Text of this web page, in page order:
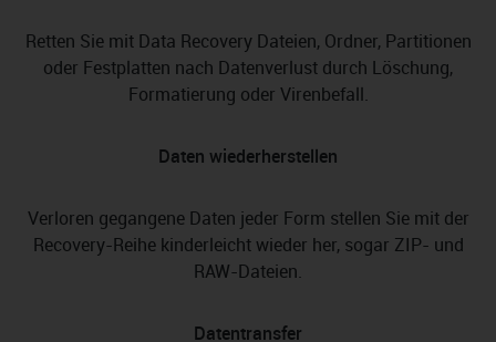
Retten Sie mit Data Recovery Dateien, Ordner, Partitionen
oder Festplatten nach Datenverlust durch Löschung,
Formatierung oder Virenbefall.
Daten wiederherstellen
Verloren gegangene Daten jeder Form stellen Sie mit der
Recovery-Reihe kinderleicht wieder her, sogar ZIP- und
RAW-Dateien.
Datentransfer